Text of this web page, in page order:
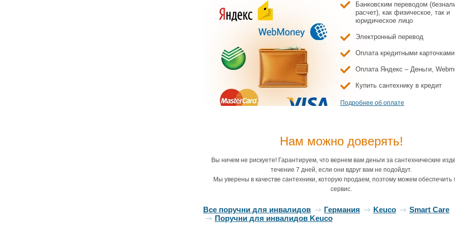
Поручень Keuco
Smart Care
32301010800, хром
32301010700, хром
14 165 ₽
Поручень Keuco
Smart Care
9 997 ₽
Поручень
32312010900, хром
32312010800, хром
18 088 ₽
Поручень складной
32303010600, хром
Банковским переводом
расчет), как физическое, так и
юридическое лицо
Электронный перевод
Оплата кредитными карточками
Оплата Яндекс – Деньги,
Купить сантехнику в кредит
Подробнее об оплате
Нам можно доверять!
Вы ничем не рискуете! Гарантируем, что вернем вам деньги за сантехнические
течение 7 дней, если они вдруг вам не подойдут.
Мы уверены в качестве сантехники, которую продаем, поэтому можем обеспечить
сервис.
Все поручни для инвалидов Германия Keuco
Smart Care
Поручни для инвалидов Keuco